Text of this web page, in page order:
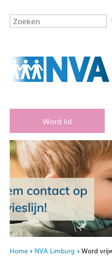
Word lid
Home NVA Limburg Word